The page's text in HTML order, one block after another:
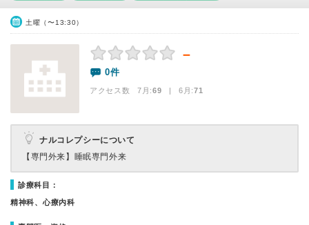
土曜（〜13:30）
－
0件
アクセス数 7月:69 | 6月:71
ナルコレプシーについて
【専門外来】 睡眠専門外来
診療科目：
精神科、心療内科